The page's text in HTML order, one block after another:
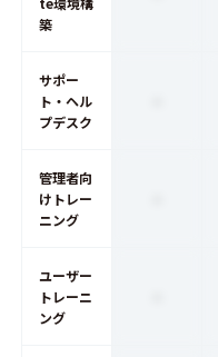
築
サポー
ト・ヘル
プデスク
管理者向
けトレー
ニング
ユーザー
トレーニ
ング